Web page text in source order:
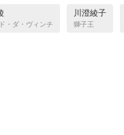
・ダ・ヴィンチ
川澄綾子
獅子王